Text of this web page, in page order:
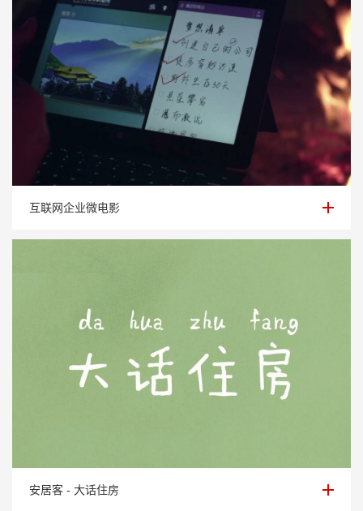
互联网企业微电影
互联网企业微电影
安居客 - 大话住房
安居客 - 大话住房